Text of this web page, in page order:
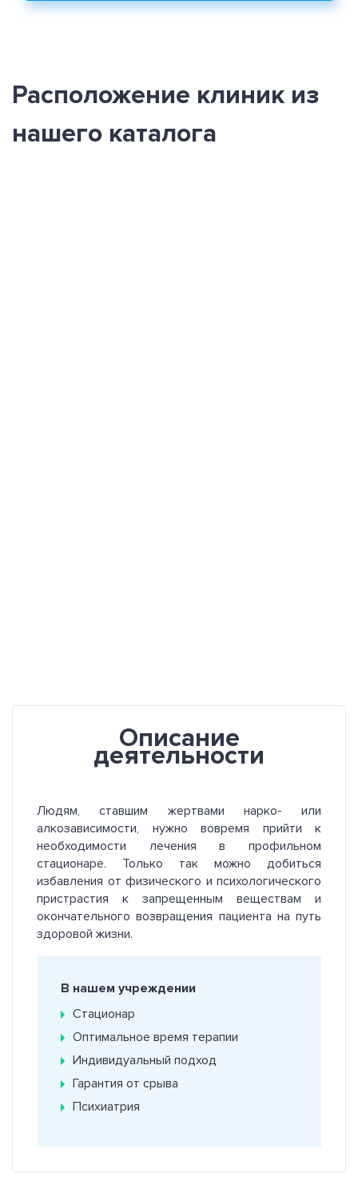
Расположение клиник из
нашего каталога
Описание
деятельности
Людям, ставшим жертвами нарко- или
алкозависимости, нужно вовремя прийти к
необходимости лечения в профильном
стационаре. Только так можно добиться
избавления от физического и психологического
пристрастия к запрещенным веществам и
окончательного возвращения пациента на путь
здоровой жизни.
В нашем учреждении
Стационар
Оптимальное время терапии
Индивидуальный подход
Гарантия от срыва
Психиатрия